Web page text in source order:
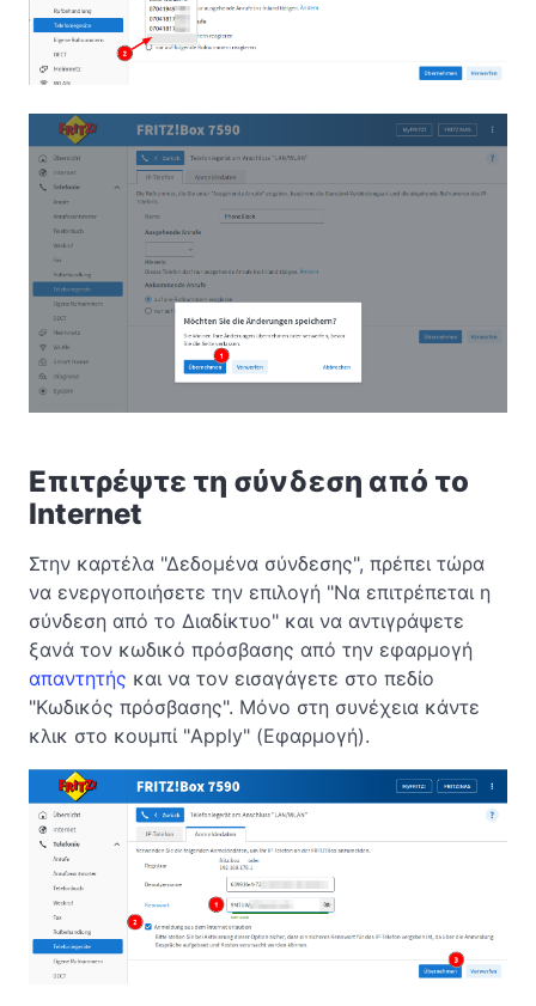
Επιτρέψτε τη σύνδεση από το
Internet
Στην καρτέλα "Δεδομένα σύνδεσης", πρέπει τώρα
να ενεργοποιήσετε την επιλογή "Να επιτρέπεται η
σύνδεση από το Διαδίκτυο" και να αντιγράψετε
ξανά τον κωδικό πρόσβασης από την εφαρμογή
απαντητής και να τον εισαγάγετε στο πεδίο
"Κωδικός πρόσβασης". Μόνο στη συνέχεια κάντε
κλικ στο κουμπί "Apply" (Εφαρμογή).